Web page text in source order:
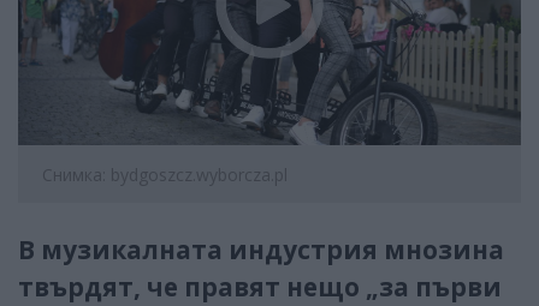
Снимка: bydgoszcz.wyborcza.pl
В музикалната индустрия мнозина
твърдят, че правят нещо „за първи